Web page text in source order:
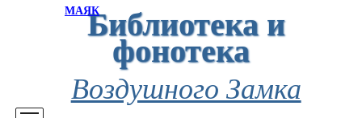
МАЯКБиблиотека и
фонотека
Воздушного Замка